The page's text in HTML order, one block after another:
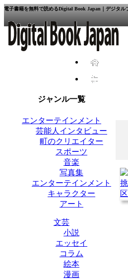
電子書籍を無料で読めるDigital Book Japan｜デジタ
ジャンル一覧
エンターテインメント
芸能人インタビュー
町のクリエイター
スポーツ
音楽
写真集
エンターテインメント
キャラクター
アート
文芸
小説
エッセイ
コラム
絵本
漫画